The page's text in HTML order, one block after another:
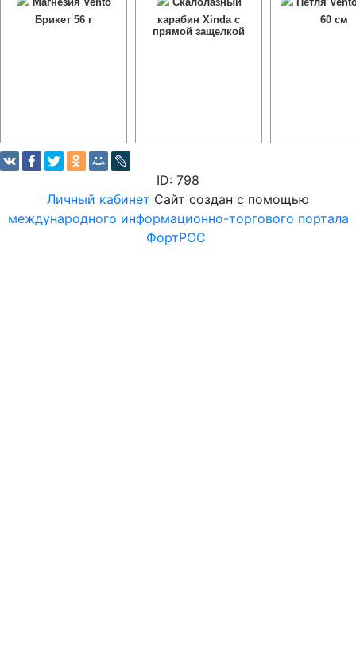
Брикет 56 г
карабин Xinda с
прямой защелкой
60 см
ID: 798
Личный кабинет Сайт создан с помощью
международного информационно-торгового портала
ФортРОС